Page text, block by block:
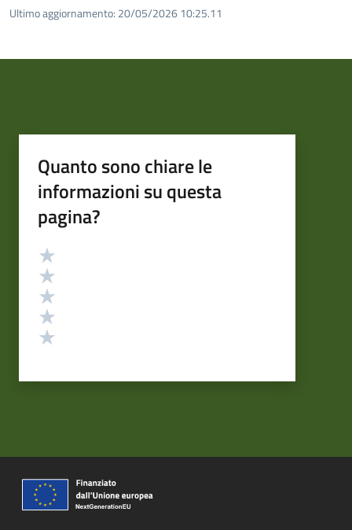
Ultimo aggiornamento: 20/05/2026 10:25.11
Quanto sono chiare le
informazioni su questa
pagina?
Valutazione